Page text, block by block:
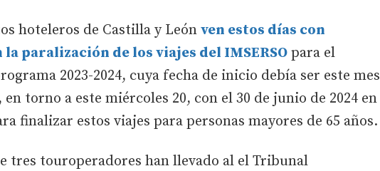
hoteleros de Castilla y León ven estos días con
paralización de los viajes del IMSERSO para el
2023-2024, cuya fecha de inicio debía ser este mes
torno a este miércoles 20, con el 30 de junio de 2024 en
finalizar estos viajes para personas mayores de 65 años.
tres touroperadores han llevado al el Tribunal